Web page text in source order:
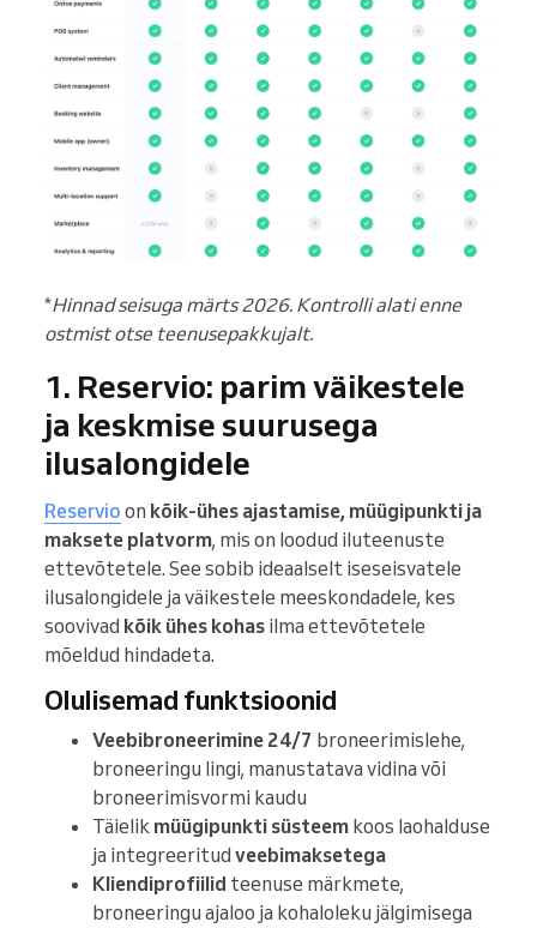
*Hinnad seisuga märts 2026. Kontrolli alati enne
ostmist otse teenusepakkujalt.
1. Reservio: parim väikestele
ja keskmise suurusega
ilusalongidele
Reservio on kõik-ühes ajastamise, müügipunkti ja
maksete platvorm, mis on loodud iluteenuste
ettevõtetele. See sobib ideaalselt iseseisvatele
ilusalongidele ja väikestele meeskondadele, kes
soovivad kõik ühes kohas ilma ettevõtetele
mõeldud hindadeta.
Olulisemad funktsioonid
Veebibroneerimine 24/7 broneerimislehe,
broneeringu lingi, manustatava vidina või
broneerimisvormi kaudu
Täielik müügipunkti süsteem koos laohalduse
ja integreeritud veebimaksetega
Kliendiprofiilid teenuse märkmete,
broneeringu ajaloo ja kohaloleku jälgimisega